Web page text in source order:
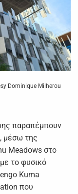
Dominique Milherou
παραπέμπουν
μέσω της
Meadows στο
το φυσικό
Kuma
που